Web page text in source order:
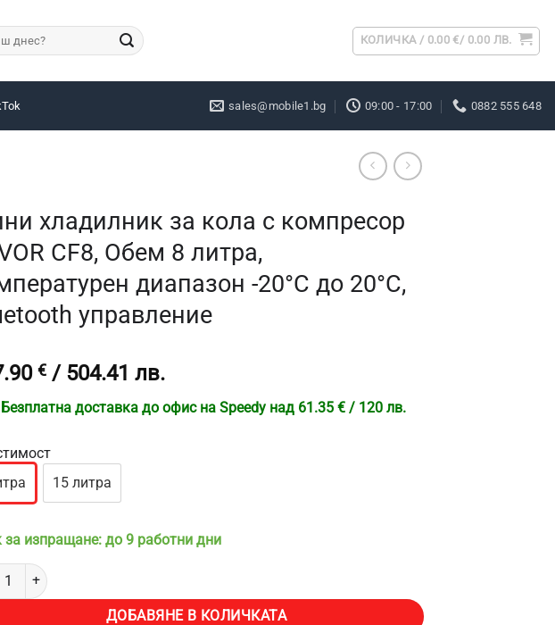
КОЛИЧКА / 0.00€/ 0.00 ЛВ.
sales@mobile1.bg 09:00 - 17:00 0882 555 648
хладилник за кола с компресор
CF8, Обем 8 литра,
диапазон -20°C до 20°C,
управление
€ / 504.41 лв.
Безплатна доставка до офис на Speedy над 61.35 € / 120 лв.
15 литра
за изпращане: до 9 работни дни
за Мини хладилник за кола с компресор VEVOR CF8, Обем 8 литра, Температурен
ДОБАВЯНЕ В КОЛИЧКАТА